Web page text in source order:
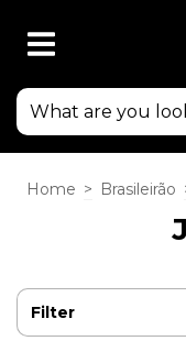
Home > Brasileirão
Filter